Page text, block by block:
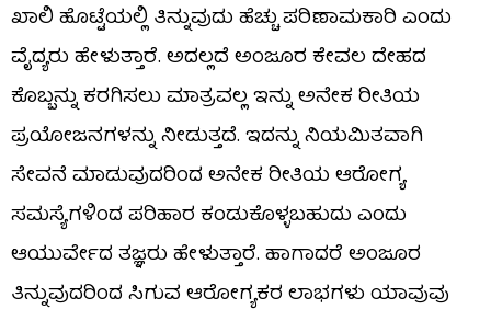
ಖಾಲಿ ಹೊಟ್ಟೆಯಲ್ಲಿ ತಿನ್ನುವುದು ಹೆಚ್ಚು ಪರಿಣಾಮಕಾರಿ ಎಂದು
ವೈದ್ಯರು ಹೇಳುತ್ತಾರೆ. ಅದಲ್ಲದೆ ಅಂಜೂರ ಕೇವಲ ದೇಹದ
ಕೊಬ್ಬನ್ನು ಕರಗಿಸಲು ಮಾತ್ರವಲ್ಲ ಇನ್ನು ಅನೇಕ ರೀತಿಯ
ಪ್ರಯೋಜನಗಳನ್ನು ನೀಡುತ್ತದೆ. ಇದನ್ನು ನಿಯಮಿತವಾಗಿ
ಸೇವನೆ ಮಾಡುವುದರಿಂದ ಅನೇಕ ರೀತಿಯ ಆರೋಗ್ಯ
ಸಮಸ್ಯೆಗಳಿಂದ ಪರಿಹಾರ ಕಂಡುಕೊಳ್ಳಬಹುದು ಎಂದು
ಆಯುರ್ವೇದ ತಜ್ಞರು ಹೇಳುತ್ತಾರೆ. ಹಾಗಾದರೆ ಅಂಜೂರ
ತಿನ್ನುವುದರಿಂದ ಸಿಗುವ ಆರೋಗ್ಯಕರ ಲಾಭಗಳು ಯಾವುವು